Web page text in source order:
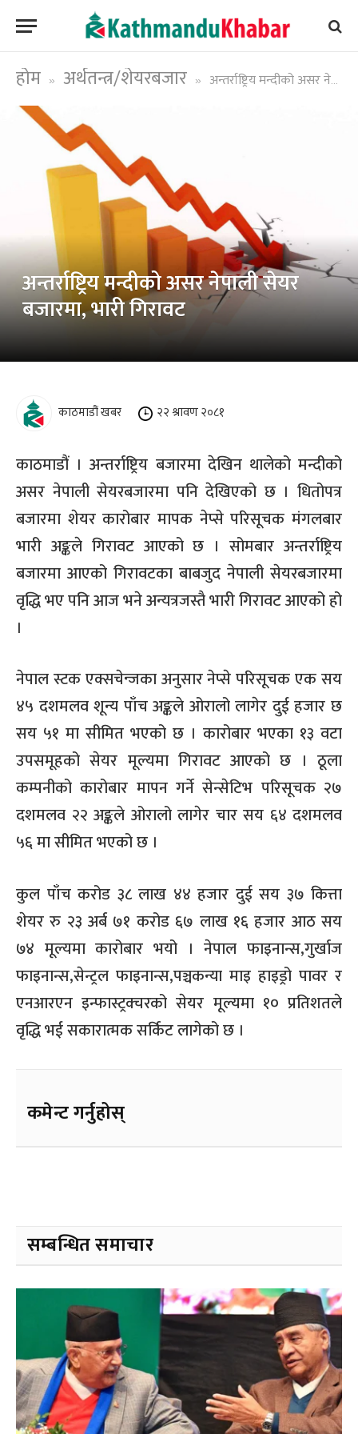
होम » अर्थतन्त्र/शेयरबजार » अन्तर्राष्ट्रिय मन्दीको असर नेपाली सेयर बजारमा, भारी गिरावट
अन्तर्राष्ट्रिय मन्दीको असर नेपाली सेयर
बजारमा, भारी गिरावट
काठमाडौं खबर २२ श्रावण २०८१
काठमाडौं । अन्तर्राष्ट्रिय बजारमा देखिन थालेको मन्दीको
असर नेपाली सेयरबजारमा पनि देखिएको छ । धितोपत्र
बजारमा शेयर कारोबार मापक नेप्से परिसूचक मंगलबार
भारी अङ्कले गिरावट आएको छ । सोमबार अन्तर्राष्ट्रिय
बजारमा आएको गिरावटका बाबजुद नेपाली सेयरबजारमा
वृद्धि भए पनि आज भने अन्यत्रजस्तै भारी गिरावट आएको हो
।
नेपाल स्टक एक्सचेन्जका अनुसार नेप्से परिसूचक एक सय
४५ दशमलव शून्य पाँच अङ्कले ओरालो लागेर दुई हजार छ
सय ५१ मा सीमित भएको छ । कारोबार भएका १३ वटा
उपसमूहको सेयर मूल्यमा गिरावट आएको छ । ठूला
कम्पनीको कारोबार मापन गर्ने सेन्सेटिभ परिसूचक २७
दशमलव २२ अङ्कले ओरालो लागेर चार सय ६४ दशमलव
५६ मा सीमित भएको छ ।
कुल पाँच करोड ३८ लाख ४४ हजार दुई सय ३७ कित्ता
शेयर रु २३ अर्ब ७१ करोड ६७ लाख १६ हजार आठ सय
७४ मूल्यमा कारोबार भयो । नेपाल फाइनान्स,गुर्खाज
फाइनान्स,सेन्ट्रल फाइनान्स,पञ्चकन्या माइ हाइड्रो पावर र
एनआरएन इन्फास्ट्रक्चरको सेयर मूल्यमा १० प्रतिशतले
वृद्धि भई सकारात्मक सर्किट लागेको छ ।
कमेन्ट गर्नुहोस्
सम्बन्धित समाचार